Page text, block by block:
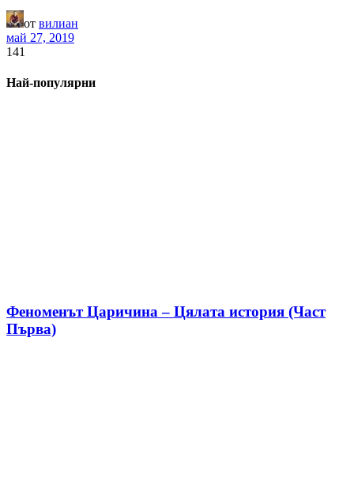
от вилиан
май 27, 2019
141
Най-популярни
Феноменът Царичина – Цялата история (Част
Първа)